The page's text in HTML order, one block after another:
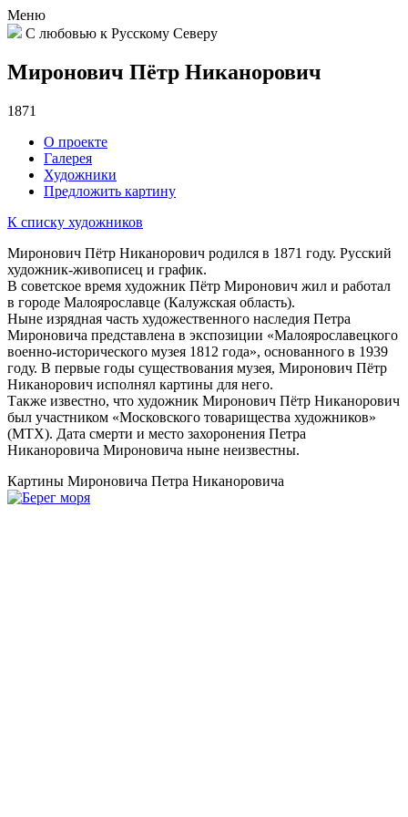
Меню
С любовью к Русскому Северу
Миронович Пётр Никанорович
1871
О проекте
Галерея
Художники
Предложить картину
К списку художников
Миронович Пётр Никанорович родился в 1871 году. Русский
художник-живописец и график.
В советское время художник Пётр Миронович жил и работал
в городе Малоярославце (Калужская область).
Ныне изрядная часть художественного наследия Петра
Мироновича представлена в экспозиции «Малоярославецкого
военно-исторического музея 1812 года», основанного в 1939
году. В первые годы существования музея, Миронович Пётр
Никанорович исполнял картины для него.
Также известно, что художник Миронович Пётр Никанорович
был участником «Московского товарищества художников»
(МТХ). Дата смерти и место захоронения Петра
Никаноровича Мироновича ныне неизвестны.
Картины Мироновича Петра Никаноровича